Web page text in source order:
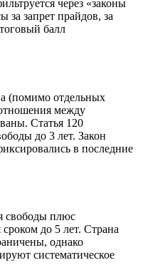
через «законы
за запрет прайдов, за
балл
(помимо отдельных
между
Статья 120
до 3 лет. Закон
в последние
свободы плюс
до 5 лет. Страна
однако
систематическое